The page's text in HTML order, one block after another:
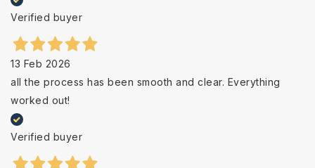
Verified buyer
13 Feb 2026
all the process has been smooth and clear. Everything
worked out!
Verified buyer